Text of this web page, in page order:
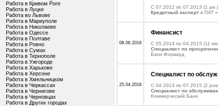
Работа в Кривом Роге
Работа в Луцке
Работа во Львове
Работа в Мариуполе
Работа в Николаеве
Работа в Одессе
Работа в Полтаве
Работа в Ровно
Работа в Сумах
Работа в Тернополе
Работа в Ужгороде
Работа в Харькове
Работа в Херсоне
Работа в Хмельницком
Работа в Черкассах
Работа в Чернигове
Работа в Черновцах
Работа в Других городах
C 07.2012 по 07.2013 (1 рік )
Кредитный эксперт в ПАТ
08.06.2016
Финансист
C 05.2014 по 04.2015 (11
Специалист по
Банк Форвард
25.04.2016
Специалист по
C 04.2013 по 07.2015 (2
Специалист по
Коммерческий Банк